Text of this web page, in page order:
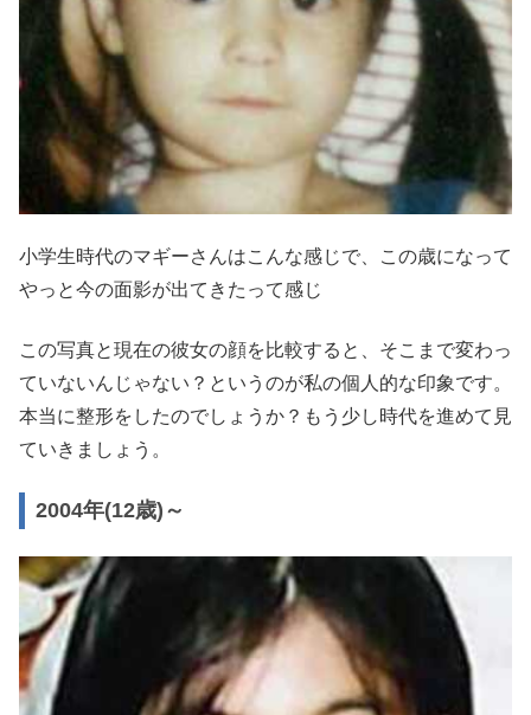
小学生時代のマギーさんはこんな感じで、この歳になって
やっと今の面影が出てきたって感じ
この写真と現在の彼女の顔を比較すると、そこまで変わっ
ていないんじゃない？というのが私の個人的な印象です。
本当に整形をしたのでしょうか？もう少し時代を進めて見
ていきましょう。
2004年(12歳)～